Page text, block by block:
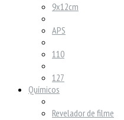
9x12cm
APS
110
127
Químicos
Revelador de filme